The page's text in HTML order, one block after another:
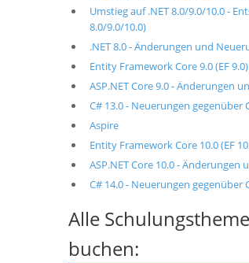
Umstieg auf .NET 8.0/9.0/10.0 -
8.0/9.0/10.0)
.NET 8.0 - Änderungen und
Entity Framework Core 9.0 (EF
ASP.NET Core 9.0 - Änderungen
C# 13.0 - Neuerungen gegenüber
Aspire
Entity Framework Core 10.0 (EF
ASP.NET Core 10.0 - Änderungen
C# 14.0 - Neuerungen gegenüber
Alle
buchen: